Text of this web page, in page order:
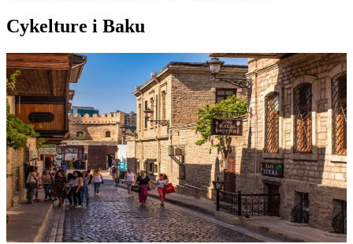
Cykelture i Baku